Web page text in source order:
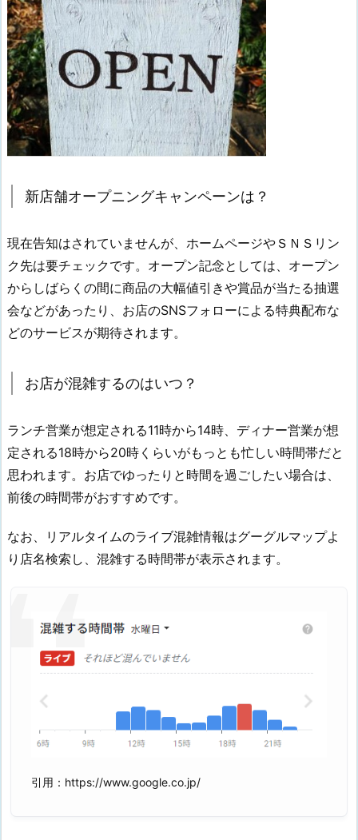
新店舗オープニングキャンペーンは？
現在告知はされていませんが、ホームページやＳＮＳリン
ク先は要チェックです。オープン記念としては、オープン
からしばらくの間に商品の大幅値引きや賞品が当たる抽選
会などがあったり、お店のSNSフォローによる特典配布な
どのサービスが期待されます。
お店が混雑するのはいつ？
ランチ営業が想定される11時から14時、ディナー営業が想
定される18時から20時くらいがもっとも忙しい時間帯だと
思われます。お店でゆったりと時間を過ごしたい場合は、
前後の時間帯がおすすめです。
なお、リアルタイムのライブ混雑情報はグーグルマップよ
り店名検索し、混雑する時間帯が表示されます。
引用：https://www.google.co.jp/